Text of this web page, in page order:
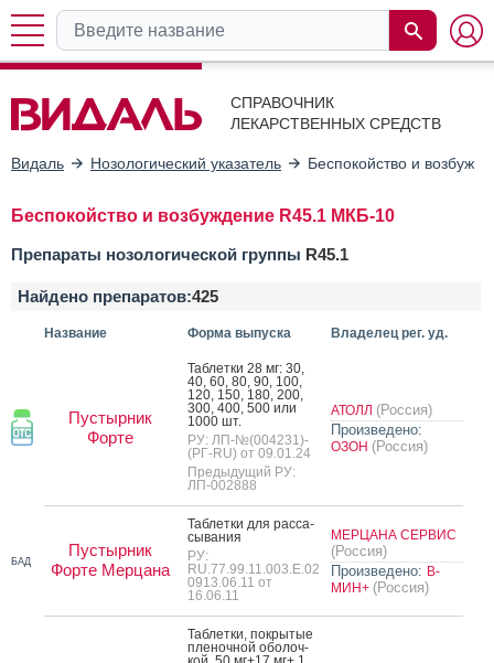
СПРАВОЧНИК
ЛЕКАРСТВЕННЫХ СРЕДСТВ
Видаль Нозологический указатель Беспокойство и
Беспокойство и возбуждение R45.1 МКБ-10
Препараты нозологической группы R45.1
Найдено препаратов:425
Название Форма выпуска Владелец рег. уд.
Пустырник
Форте
Таб­летки 28 мг: 30,
40, 60, 80, 90, 100,
120, 150, 180, 200,
300, 400, 500 или
1000 шт.
РУ: ЛП-№(004231)-
(РГ-RU) от 09.01.24
Предыдущий РУ:
ЛП-002888
АТОЛЛ (Россия)
Произведено:
ОЗОН (Россия)
БАД
Пустырник
Форте Мерцана
Таб­летки для рас­са­
сыва­ния
РУ:
RU.77.99.11.003.Е.02
0913.06.11 от
16.06.11
МЕРЦАНА СЕРВИС
(Россия)
Произведено: В-
МИН+ (Россия)
Таб­летки, пок­ры­тые
пле­ноч­ной обо­лоч­